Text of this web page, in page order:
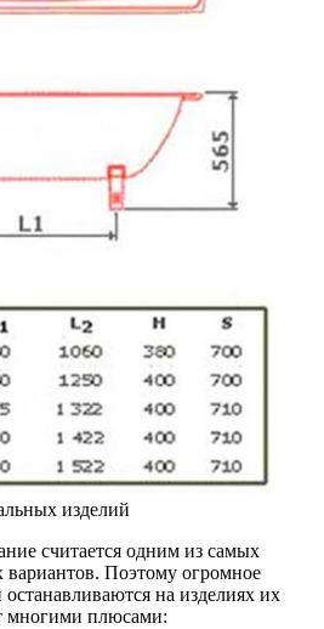
изделий
считается одним из самых
Поэтому огромное
останавливаются на изделиях их
многими плюсами: